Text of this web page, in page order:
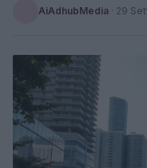
AiAdhubMedia · 29